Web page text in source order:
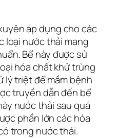
áp dụng cho các
loại nước thải mang
Bể này được sử
hóa chất khử trùng
lý triệt để mầm bệnh
truyền dẫn đến bể
nước thải sau quá
phần lớn các hóa
trong nước thải.